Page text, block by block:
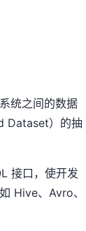
统之间的数据
Dataset）的抽
接口，使开发
Hive、Avro、